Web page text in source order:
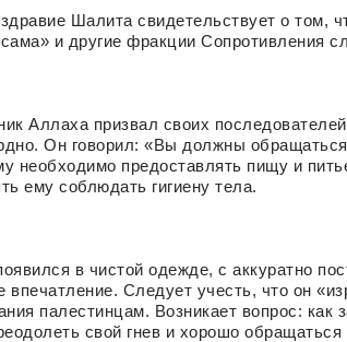
Шалита свидетельствует о том,
и другие фракции Сопротивления
Аллаха призвал своих
Он говорил: «Вы должны
необходимо предоставлять пищу и
ему соблюдать гигиену тела.
в чистой одежде, с аккуратно
впечатление. Следует учесть, что он
палестинцам. Возникает вопрос:
свой гнев и хорошо обращаться